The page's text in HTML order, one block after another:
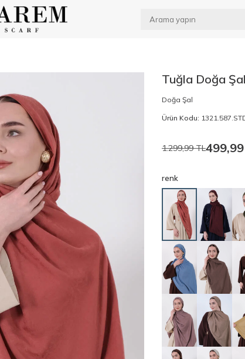
Tuğla Doğa Şal
Doğa Şal
Ürün Kodu:
1.299,99TL499,99
renk